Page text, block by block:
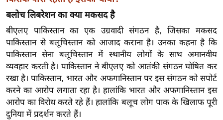
ख्सि
य
त
यं
ग
इं
डि
या
सा
बलोच लिबरेशन का क्या मकसद है
बीएलए पाकिस्तान का एक उग्रवादी संगठन है, जिसका मकसद
पाकिस्तान से बलूचिस्तान को आजाद कराना है। उनका कहना है कि
पाकिस्तान सेना बलूचिस्तान में स्थानीय लोगों के साथ अमानवीय
व्यवहार करती है। पाकिस्तान ने बीएलए को आतंकी संगठन घोषित कर
रखा है। पाकिस्तान, भारत और अफगानिस्तान पर इस संगठन को सपोर्ट
करने का आरोप लगाता रहा है। हालांकि भारत और अफगानिस्तान इस
आरोप का विरोध करते रहे हैं। हालांकि बलूच लोग पाक के खिलाफ पूरी
दुनिया में प्रदर्शन करते हैं।